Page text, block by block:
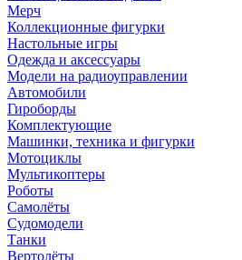
Мерч
Коллекционные фигурки
Настольные игры
Одежда и аксессуары
Модели на радиоуправлении
Автомобили
Гироборды
Комплектующие
Машинки, техника и фигурки
Мотоциклы
Мультикоптеры
Роботы
Самолёты
Судомодели
Танки
Вертолёты